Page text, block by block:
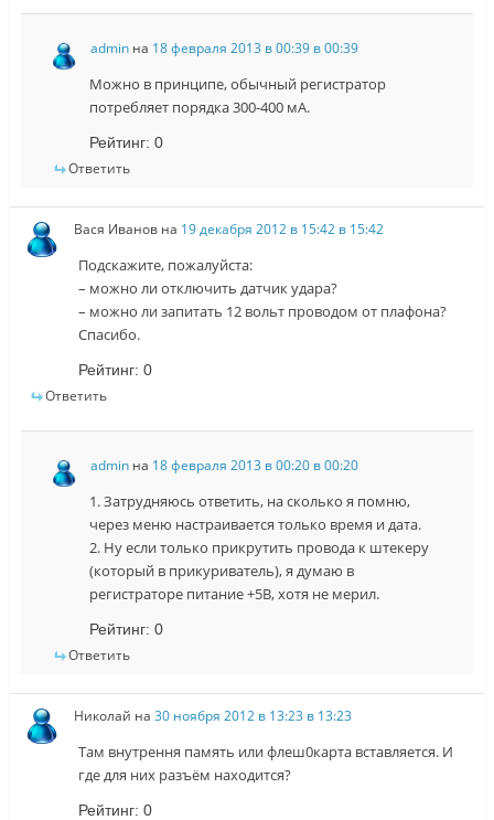
adminна 18 февраля 2013 в 00:39 в 00:39
Можно в принципе, обычный регистратор
потребляет порядка 300-400 мА.
Рейтинг: 0
Ответить
Вася Иванов на 19 декабря 2012 в 15:42 в 15:42
Подскажите, пожалуйста:
– можно ли отключить датчик удара?
– можно ли запитать 12 вольт проводом от плафона?
Спасибо.
Рейтинг: 0
Ответить
adminна 18 февраля 2013 в 00:20 в 00:20
1. Затрудняюсь ответить, на сколько я помню,
через меню настраивается только время и дата.
2. Ну если только прикрутить провода к штекеру
(который в прикуриватель), я думаю в
регистраторе питание +5В, хотя не мерил.
Рейтинг: 0
Ответить
Николай на30 ноября 2012 в 13:23 в 13:23
Там внутрення память или флеш0карта вставляется. И
где для них разъём находится?
Рейтинг: 0